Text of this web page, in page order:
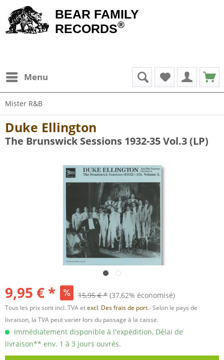
BEAR FAMILY
RECORDS®
Menu
Mister R&B
Duke Ellington
The Brunswick Sessions 1932-35 Vol.3 (LP)
9,95 € * 15,95 € * (37,62% économisé)
Tous les prix sont incl. TVA etexcl. Des frais de port.- Selon le pays de
livraison, la TVA peut varier lors du passage à la caisse.
Immédiatement disponible à l'expédition, Délai de
livraison** env. 1 à 3 jours ouvrés.